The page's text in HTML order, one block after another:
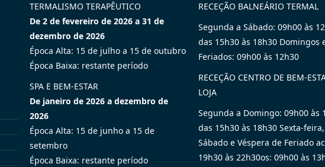
TERMALISMO TERAPÊUTICO
De 2 de fevereiro de 2026 a 31 de
dezembro de 2026
Época Alta: 15 de julho a 15 de outubro
Época Baixa: restante período
SPA E BEM-ESTAR
De janeiro de 2026 a dezembro de
2026
Época Alta: 15 de junho a 15 de
setembro
Época Baixa: restante período
RECEÇÃO BALNEÁRIO TERMAL
Segunda a Sábado: 09h00 às
das 15h30 às 18h30 Domingos
Feriados: 09h00 às 12h30
RECEÇÃO CENTRO DE BEM-
LOJA
Segunda a Domingo: 09h00 às
das 15h30 às 18h30 Sexta-feira,
Sábado e Véspera de Feriado
19h30 às 22h30os: 09h00 às